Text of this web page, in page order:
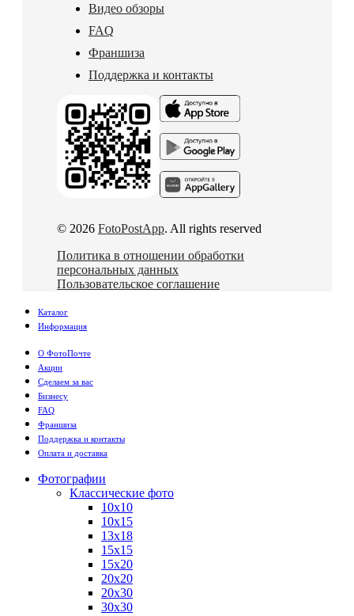
Видео обзоры
FAQ
Франшиза
Поддержка и контакты
© 2026 FotoPostApp. All rights reserved
Политика в отношении обработки
персональных данных
Пользовательское соглашение
Каталог
Информация
О ФотоПочте
Акции
Сделаем за вас
Бизнесу
FAQ
Франшиза
Поддержка и контакты
Оплата и доставка
Фотографии
Классические фото
10х10
10х15
13х18
15х15
15х20
20х20
20х30
30х30